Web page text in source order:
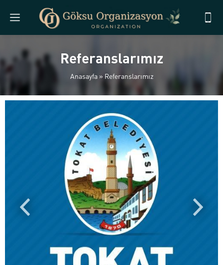
Referanslarımız
Anasayfa» Referanslarımız